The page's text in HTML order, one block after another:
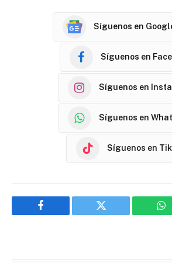
Síguenos en
Síguenos en
Síguenos en
Síguenos en
Síguenos en
Facebook Twitter